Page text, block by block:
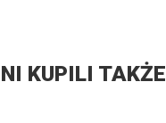
KUPILI TAKŻE